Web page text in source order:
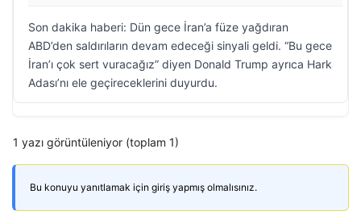
Son dakika haberi: Dün gece İran’a füze yağdıran
ABD’den saldırıların devam edeceği sinyali geldi. “Bu gece
İran’ı çok sert vuracağız” diyen Donald Trump ayrıca Hark
Adası’nı ele geçireceklerini duyurdu.
1 yazı görüntüleniyor (toplam 1)
Bu konuyu yanıtlamak için giriş yapmış olmalısınız.